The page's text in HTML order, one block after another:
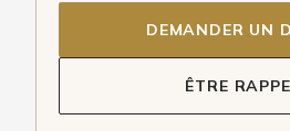
DEMANDER UN
ÊTRE